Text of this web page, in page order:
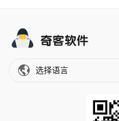
选择语言